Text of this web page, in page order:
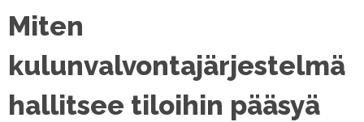
Miten
kulunvalvontajärjestelmä
hallitsee tiloihin pääsyä